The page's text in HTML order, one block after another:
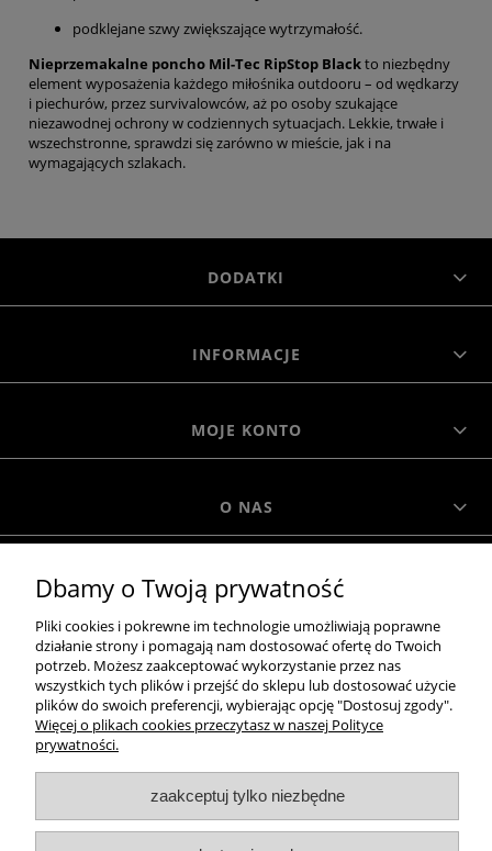
podklejane szwy zwiększające wytrzymałość.
Nieprzemakalne poncho Mil-Tec RipStop Blackto niezbędny
element wyposażenia każdego miłośnika outdooru – od wędkarzy
i piechurów, przez survivalowców, aż po osoby szukające
niezawodnej ochrony w codziennych sytuacjach. Lekkie, trwałe i
wszechstronne, sprawdzi się zarówno w mieście, jak i na
wymagających szlakach.
DODATKI
INFORMACJE
MOJE KONTO
O NAS
MOROWO
WSZELKIE PRAWA ZASTRZEŻONE MOROWO © 2018
realizacja:
pokaż pełną wersję strony
Dbamy o Twoją prywatność
Pliki cookies i pokrewne im technologie umożliwiają poprawne
działanie strony i pomagają nam dostosować ofertę do Twoich
potrzeb. Możesz zaakceptować wykorzystanie przez nas
wszystkich tych plików i przejść do sklepu lub dostosować użycie
plików do swoich preferencji, wybierając opcję "Dostosuj zgody".
Więcej o plikach cookies przeczytasz w naszej Polityce
prywatności.
zaakceptuj tylko niezbędne